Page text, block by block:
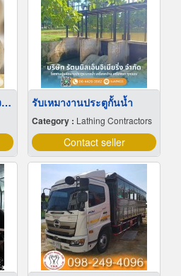
แผ่นทองใส่อาหารแผ่นทองติดขนมเค้กใส่ทอง รับเหมางานประตูกั้นน้ำ
Category : Lathing Contractors
Contact seller